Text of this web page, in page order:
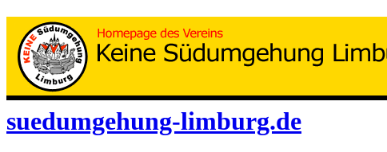
suedumgehung-limburg.de